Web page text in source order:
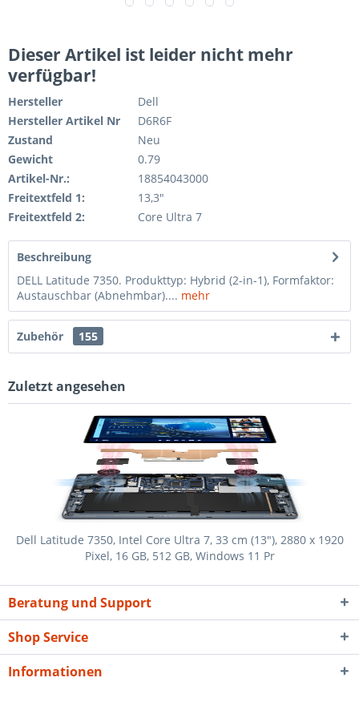
Dieser Artikel ist leider nicht mehr
verfügbar!
Hersteller
Dell
Hersteller Artikel Nr
D6R6F
Zustand
Neu
Gewicht
0.79
Artikel-Nr.:
18854043000
Freitextfeld 1:
13,3"
Freitextfeld 2:
Core Ultra 7
Beschreibung
DELL Latitude 7350. Produkttyp: Hybrid (2-in-1), Formfaktor:
Austauschbar (Abnehmbar).... mehr
Zubehör 155
Zuletzt angesehen
Dell Latitude 7350, Intel Core Ultra 7, 33 cm (13"), 2880 x 1920
Pixel, 16 GB, 512 GB, Windows 11 Pr
Beratung und Support
Shop Service
Informationen